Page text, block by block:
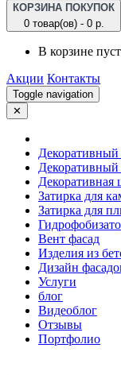
КОРЗИНА ПОКУПОК
0 товар(ов) - 0 р.
В корзине
Акции Контакты
Toggle navigation
✕
Декоративный
Декоративная
Затирка для
Затирка для
Вент фасад
Изделия из
Дизайн
Услуги
блог
Видеоблог
Отзывы
Портфолио